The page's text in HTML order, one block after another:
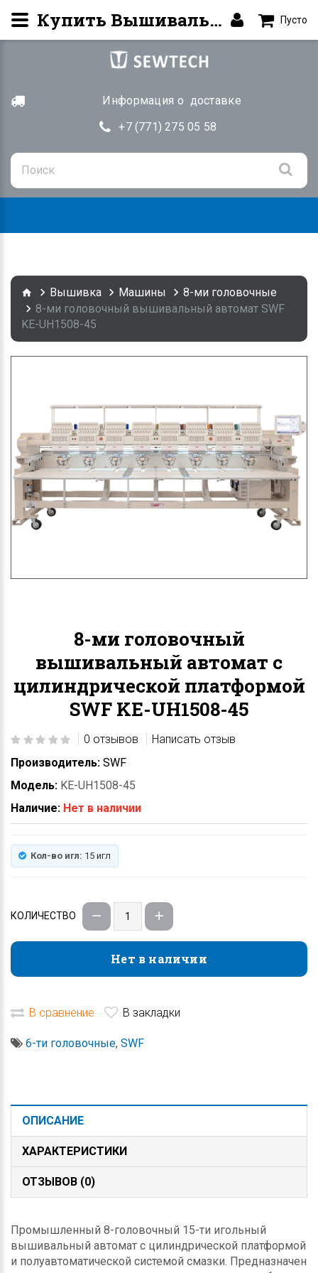
Информация о доставке
+7 (771) 275 05 58
Пусто
Вышивка Машины
8-ми головочные
8-ми головочный вышивальный автомат SWF
KE-UH1508-45
8-ми головочный
вышивальный автомат с
цилиндрической платформой
SWF KE-UH1508-45
0 отзывов
Написать отзыв
Производитель: SWF
Модель: KE-UH1508-45
Наличие: Нет в наличии
Кол-во игл: 15 игл
КОЛИЧЕСТВО
Нет в наличии
Нет в наличии
В сравнение В закладки
6-ти головочные, SWF
ОПИСАНИЕ
ХАРАКТЕРИСТИКИ
ОТЗЫВОВ (0)
Промышленный 8-головочный 15-ти игольный
вышивальный автомат с цилиндрической платформой
и полуавтоматической системой смазки. Предназначен
Купить Вышивальный автомат SWF KE-UH1508-45. Вышивка | SEWTECH.KZ